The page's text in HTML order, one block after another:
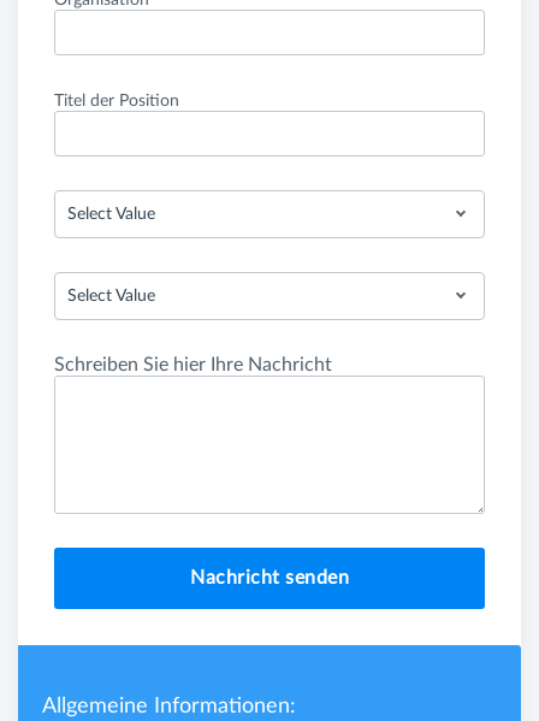
Titel der Position
Select Value
Select Value
Schreiben Sie hier Ihre Nachricht
Nachricht senden
Allgemeine Informationen: